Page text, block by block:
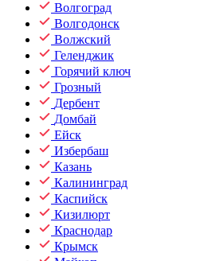
Волгоград
Волгодонск
Волжский
Геленджик
Горячий ключ
Грозный
Дербент
Домбай
Ейск
Избербаш
Казань
Калининград
Каспийск
Кизилюрт
Краснодар
Крымск